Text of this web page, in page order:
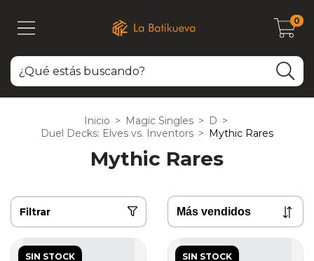
0
Inicio > Magic Singles > D >
Duel Decks: Elves vs. Inventors > Mythic Rares
Mythic Rares
Filtrar
SIN STOCK SIN STOCK